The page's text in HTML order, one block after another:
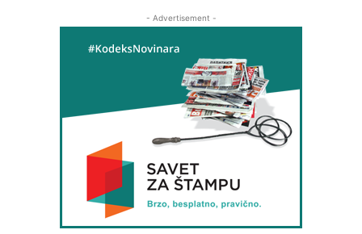
- Advertisement -